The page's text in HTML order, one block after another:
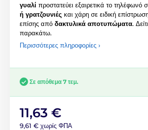
γυαλί προστατεύει εξαιρετικά το τηλέφωνό
ή γρατζουνιές και χάρη σε ειδική
επίσης από δακτυλικά αποτυπώματα.
παρακάτω.
Περισσότερες πληροφορίες ›
Σε απόθεμα 7 τεμ.
11,63 €
9,61 € χωρίς ΦΠΑ